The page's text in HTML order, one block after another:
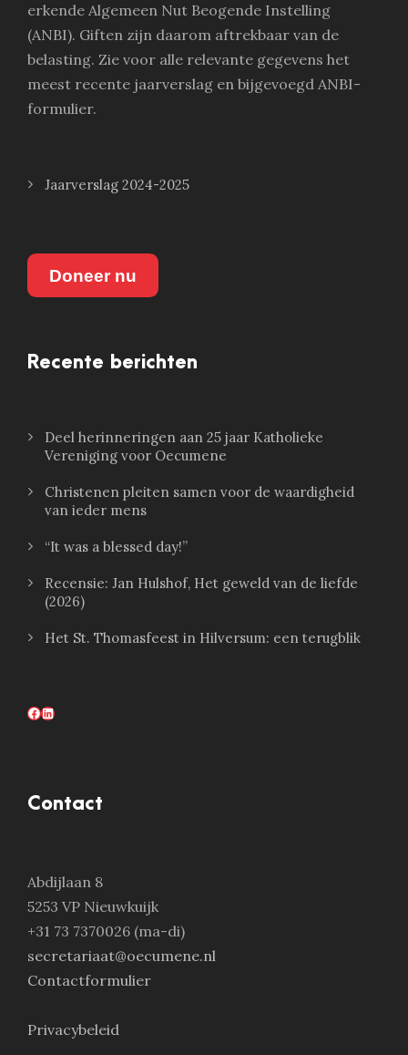
erkende Algemeen Nut Beogende Instelling
(ANBI). Giften zijn daarom aftrekbaar van de
belasting. Zie voor alle relevante gegevens het
meest recente jaarverslag en bijgevoegd ANBI-
formulier.
Jaarverslag 2024-2025
Doneer nu
Recente berichten
Deel herinneringen aan 25 jaar Katholieke
Vereniging voor Oecumene
Christenen pleiten samen voor de waardigheid
van ieder mens
“It was a blessed day!”
Recensie: Jan Hulshof, Het geweld van de liefde
(2026)
Het St. Thomasfeest in Hilversum: een terugblik
Facebook LinkedIn
Contact
Abdijlaan 8
5253 VP Nieuwkuijk
+31 73 7370026 (ma-di)
secretariaat@oecumene.nl
Contactformulier
Privacybeleid